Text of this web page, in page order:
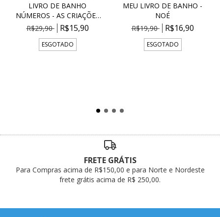
LIVRO DE BANHO
NÚMEROS - AS CRIAÇÕES
DE...
R$29,90 R$15,90
ESGOTADO
MEU LIVRO DE BANHO -
NOÉ
R$19,90
R$16,90
ESGOTADO
FRETE GRÁTIS
Para Compras acima de R$150,00 e para Norte e Nordeste
frete grátis acima de R$ 250,00.